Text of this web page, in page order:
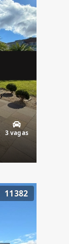
3 vagas
11382